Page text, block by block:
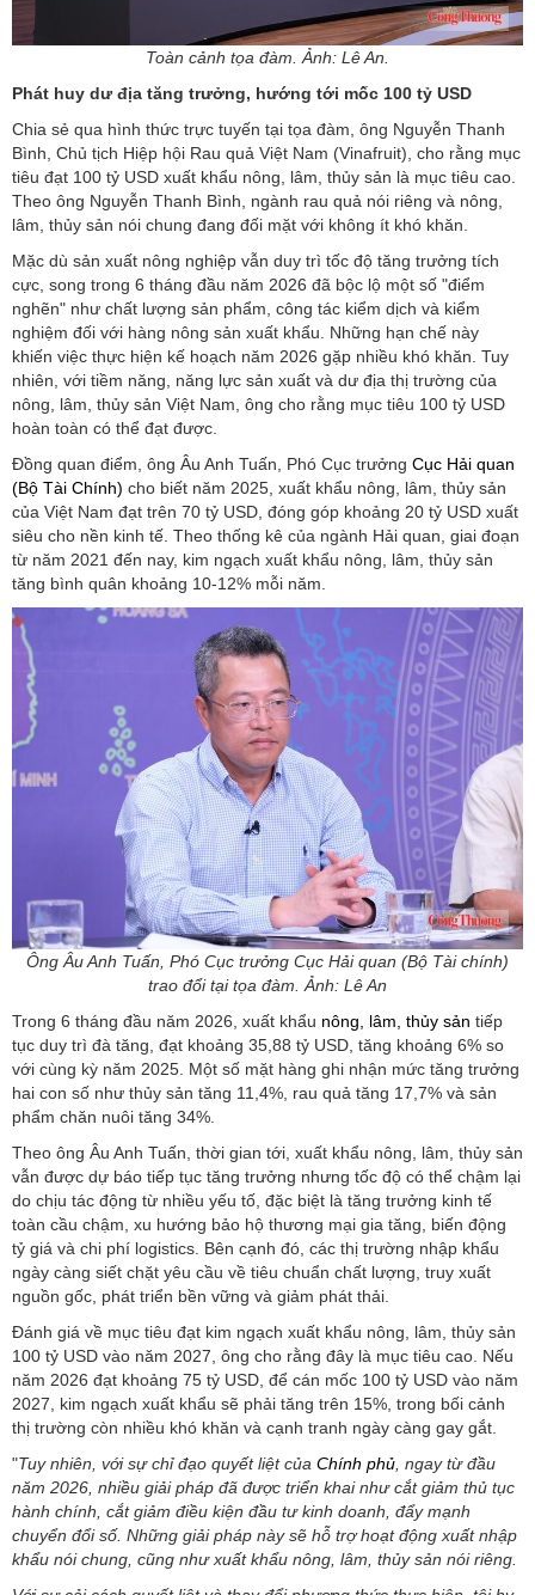
Toàn cảnh tọa đàm. Ảnh: Lê An.
Phát huy dư địa tăng trưởng, hướng tới mốc 100 tỷ USD
Chia sẻ qua hình thức trực tuyến tại tọa đàm, ông Nguyễn Thanh
Bình, Chủ tịch Hiệp hội Rau quả Việt Nam (Vinafruit), cho rằng mục
tiêu đạt 100 tỷ USD xuất khẩu nông, lâm, thủy sản là mục tiêu cao.
Theo ông Nguyễn Thanh Bình, ngành rau quả nói riêng và nông,
lâm, thủy sản nói chung đang đối mặt với không ít khó khăn.
Mặc dù sản xuất nông nghiệp vẫn duy trì tốc độ tăng trưởng tích
cực, song trong 6 tháng đầu năm 2026 đã bộc lộ một số "điểm
nghẽn" như chất lượng sản phẩm, công tác kiểm dịch và kiểm
nghiệm đối với hàng nông sản xuất khẩu. Những hạn chế này
khiến việc thực hiện kế hoạch năm 2026 gặp nhiều khó khăn. Tuy
nhiên, với tiềm năng, năng lực sản xuất và dư địa thị trường của
nông, lâm, thủy sản Việt Nam, ông cho rằng mục tiêu 100 tỷ USD
hoàn toàn có thể đạt được.
Đồng quan điểm, ông Âu Anh Tuấn, Phó Cục trưởng Cục Hải quan
(Bộ Tài Chính) cho biết năm 2025, xuất khẩu nông, lâm, thủy sản
của Việt Nam đạt trên 70 tỷ USD, đóng góp khoảng 20 tỷ USD xuất
siêu cho nền kinh tế. Theo thống kê của ngành Hải quan, giai đoạn
từ năm 2021 đến nay, kim ngạch xuất khẩu nông, lâm, thủy sản
tăng bình quân khoảng 10-12% mỗi năm.
Ông Âu Anh Tuấn, Phó Cục trưởng Cục Hải quan (Bộ Tài chính)
trao đổi tại tọa đàm. Ảnh: Lê An
Trong 6 tháng đầu năm 2026, xuất khẩu nông, lâm, thủy sản tiếp
tục duy trì đà tăng, đạt khoảng 35,88 tỷ USD, tăng khoảng 6% so
với cùng kỳ năm 2025. Một số mặt hàng ghi nhận mức tăng trưởng
hai con số như thủy sản tăng 11,4%, rau quả tăng 17,7% và sản
phẩm chăn nuôi tăng 34%.
Theo ông Âu Anh Tuấn, thời gian tới, xuất khẩu nông, lâm, thủy sản
vẫn được dự báo tiếp tục tăng trưởng nhưng tốc độ có thể chậm lại
do chịu tác động từ nhiều yếu tố, đặc biệt là tăng trưởng kinh tế
toàn cầu chậm, xu hướng bảo hộ thương mại gia tăng, biến động
tỷ giá và chi phí logistics. Bên cạnh đó, các thị trường nhập khẩu
ngày càng siết chặt yêu cầu về tiêu chuẩn chất lượng, truy xuất
nguồn gốc, phát triển bền vững và giảm phát thải.
Đánh giá về mục tiêu đạt kim ngạch xuất khẩu nông, lâm, thủy sản
100 tỷ USD vào năm 2027, ông cho rằng đây là mục tiêu cao. Nếu
năm 2026 đạt khoảng 75 tỷ USD, để cán mốc 100 tỷ USD vào năm
2027, kim ngạch xuất khẩu sẽ phải tăng trên 15%, trong bối cảnh
thị trường còn nhiều khó khăn và cạnh tranh ngày càng gay gắt.
"Tuy nhiên, với sự chỉ đạo quyết liệt của Chính phủ , ngay từ đầu
năm 2026, nhiều giải pháp đã được triển khai như cắt giảm thủ tục
hành chính, cắt giảm điều kiện đầu tư kinh doanh, đẩy mạnh
chuyển đổi số. Những giải pháp này sẽ hỗ trợ hoạt động xuất nhập
khẩu nói chung, cũng như xuất khẩu nông, lâm, thủy sản nói riêng.